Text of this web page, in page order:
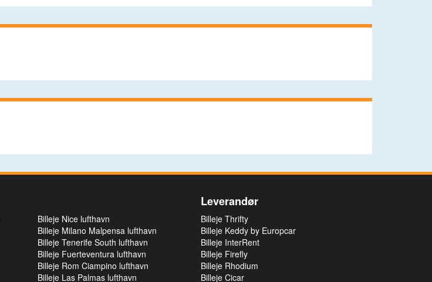
Billeje Nice lufthavn
Billeje Milano Malpensa lufthavn
Billeje Tenerife South lufthavn
Billeje Fuerteventura lufthavn
Billeje Rom Ciampino lufthavn
Billeje Las Palmas lufthavn
Leverandør
Billeje Thrifty
Billeje Keddy by Europcar
Billeje InterRent
Billeje Firefly
Billeje Rhodium
Billeje Cicar